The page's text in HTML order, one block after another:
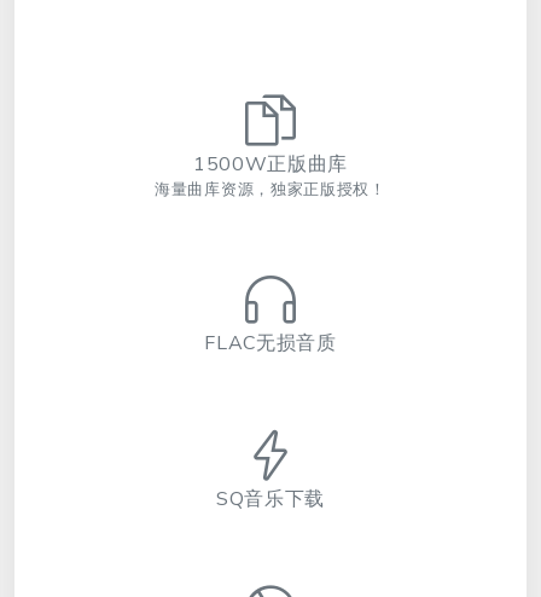
1500W正版曲库
海量曲库资源，独家正版授权！
FLAC无损音质
SQ音乐下载